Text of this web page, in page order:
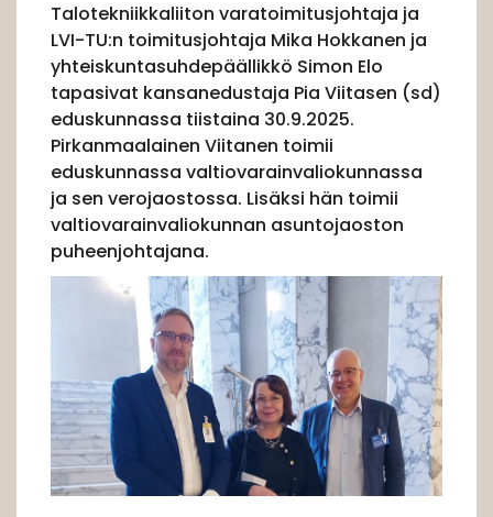
Talotekniikkaliiton varatoimitusjohtaja ja
LVI-TU:n toimitusjohtaja Mika Hokkanen ja
yhteiskuntasuhdepäällikkö Simon Elo
tapasivat kansanedustaja Pia Viitasen (sd)
eduskunnassa tiistaina 30.9.2025.
Pirkanmaalainen Viitanen toimii
eduskunnassa valtiovarainvaliokunnassa
ja sen verojaostossa. Lisäksi hän toimii
valtiovarainvaliokunnan asuntojaoston
puheenjohtajana.